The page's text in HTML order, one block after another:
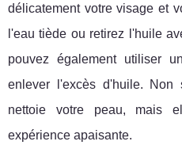
délicatement votre visage et
l'eau tiède ou retirez l'huile
pouvez également utiliser
enlever l'excès d'huile. Non
nettoie votre peau, mais
expérience apaisante.